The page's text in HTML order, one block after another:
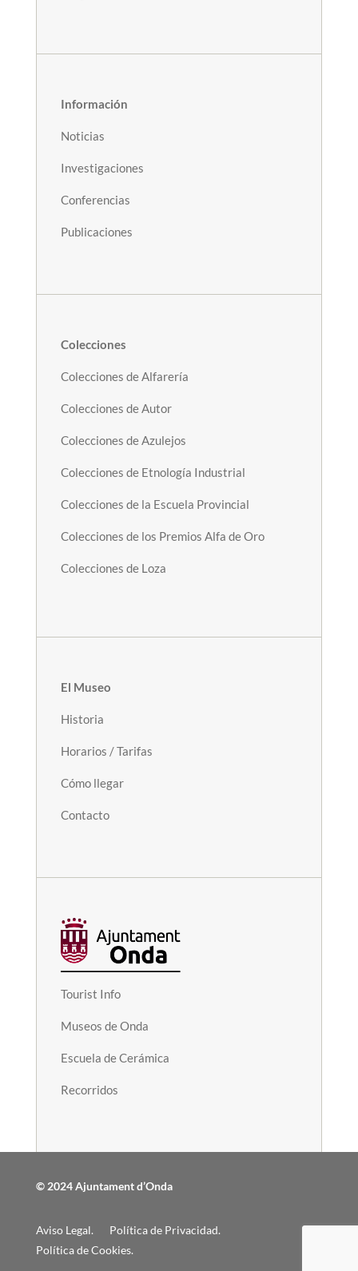
Información
Noticias
Investigaciones
Conferencias
Publicaciones
Colecciones
Colecciones de Alfarería
Colecciones de Autor
Colecciones de Azulejos
Colecciones de Etnología Industrial
Colecciones de la Escuela Provincial
Colecciones de los Premios Alfa de Oro
Colecciones de Loza
El Museo
Historia
Horarios / Tarifas
Cómo llegar
Contacto
Tourist Info
Museos de Onda
Escuela de Cerámica
Recorridos
© 2024 Ajuntament d’Onda
Aviso Legal.
Política de Privacidad.
Política de Cookies.